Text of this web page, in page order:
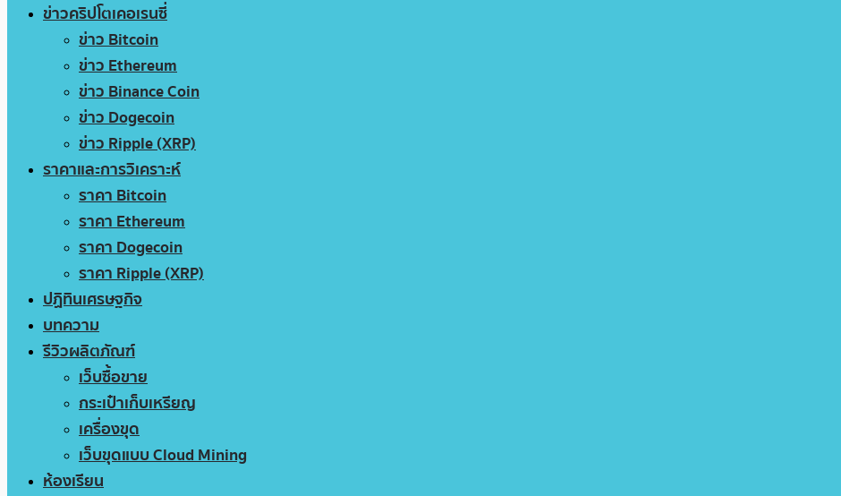
ข่าวคริปโตเคอเรนซี่
ข่าว Bitcoin
ข่าว Ethereum
ข่าว Binance Coin
ข่าว Dogecoin
ข่าว Ripple (XRP)
ราคาและการวิเคราะห์
ราคา Bitcoin
ราคา Ethereum
ราคา Dogecoin
ราคา Ripple (XRP)
ปฏิทินเศรษฐกิจ
บทความ
รีวิวผลิตภัณฑ์
เว็บซื้อขาย
กระเป๋าเก็บเหรียญ
เครื่องขุด
เว็บขุดแบบ Cloud Mining
ห้องเรียน